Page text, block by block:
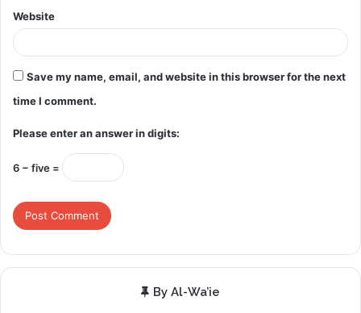
Website
Save my name, email, and website in this browser for the next
time I comment.
Please enter an answer in digits:
6 − five =
By Al-Wa’ie